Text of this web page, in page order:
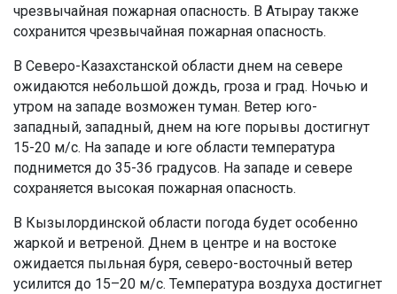
чрезвычайная пожарная опасность. В Атырау также
сохранится чрезвычайная пожарная опасность.
В Северо-Казахстанской области днем на севере
ожидаются небольшой дождь, гроза и град. Ночью и
утром на западе возможен туман. Ветер юго-
западный, западный, днем на юге порывы достигнут
15-20 м/с. На западе и юге области температура
поднимется до 35-36 градусов. На западе и севере
сохраняется высокая пожарная опасность.
В Кызылординской области погода будет особенно
жаркой и ветреной. Днем в центре и на востоке
ожидается пыльная буря, северо-восточный ветер
усилится до 15–20 м/с. Температура воздуха достигнет